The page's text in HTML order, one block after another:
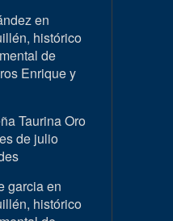
en
histórico
de
Enrique y
Taurina Oro
de julio
garcia en
histórico